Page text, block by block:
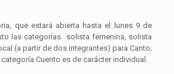
que estará abierta hasta el lunes 9 de
las categorías solista femenina, solista
(a partir de dos integrantes) para Canto;
categoría Cuento es de carácter individual.